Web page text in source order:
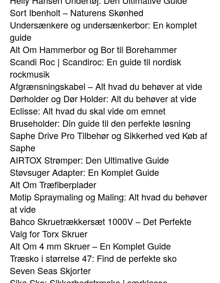
Sort Ibenholt – Naturens Skønhed
Undersænkere og undersænkerbor: En komplet
guide
Alt Om Hammerbor og Bor til Borehammer
Scandi Roc | Scandiroc: En guide til nordisk
rockmusik
Afgrænsningskabel – Alt hvad du behøver at vide
Dørholder og Dør Holder: Alt du behøver at vide
Eclisse: Alt hvad du skal vide om emnet
Bruseholder: Din guide til den perfekte løsning
Saphe Drive Pro Tilbehør og Sikkerhed ved Køb af
Saphe
AIRTOX Strømper: Den Ultimative Guide
Støvsuger Adapter: En Komplet Guide
Alt Om Træfiberplader
Motip Spraymaling og Maling: Alt hvad du behøver
at vide
Bahco Skruetrækkersæt 1000V – Det Perfekte
Valg for Torx Skruer
Alt Om 4 mm Skruer – En Komplet Guide
Træsko i størrelse 47: Find de perfekte sko
Seven Seas Skjorter